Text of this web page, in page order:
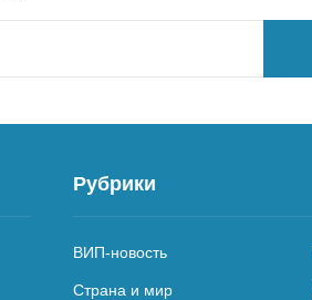
Рубрики
ВИП-новость
Страна и мир